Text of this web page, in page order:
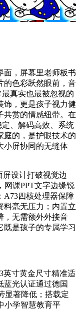
面，屏幕里老师板书
的色彩跃然眼前，音
真实也最被忽视的
饰，更是孩子视力健
共赏的情感纽带。在
、解码高效、系统
庭的，是护眼技术的
小屏协同的无缝体
屏设计打破视觉边
网课PPT文字边缘锐
A73四核处理器保障
料毫无压力；内置立
，无需额外外接音
既是孩子的专属学习
英寸黄金尺寸精准适
蓝光认证通过德国
显著降低；搭载定
小学智慧教育平